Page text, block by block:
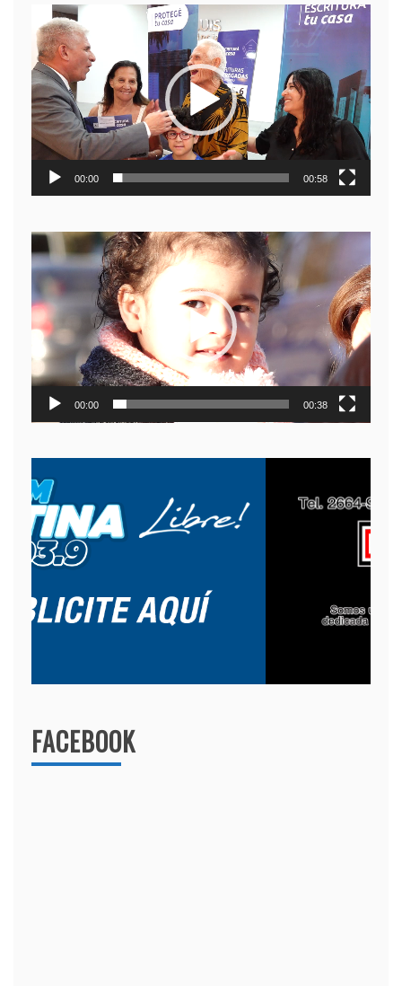
Reproductor
de
video
00:00 00:58
Reproductor
de
video
00:00 00:38
FACEBOOK